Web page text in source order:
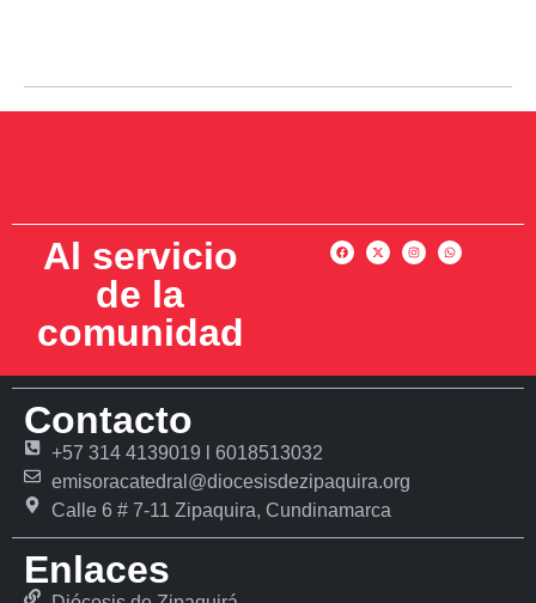
Al servicio
de la
comunidad
Contacto
+57 314 4139019 l 6018513032
emisoracatedral@diocesisdezipaquira.org
Calle 6 # 7-11 Zipaquira, Cundinamarca
Enlaces